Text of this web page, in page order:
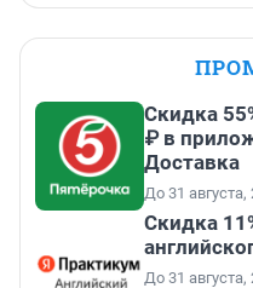
Скидка
₽ в
Доставка
До 31 августа,
Скидка
До 31 августа,